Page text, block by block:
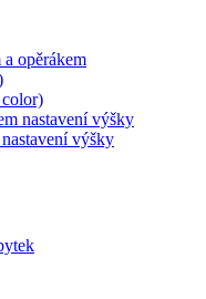
a opěrákem
nastavení výšky
výšky